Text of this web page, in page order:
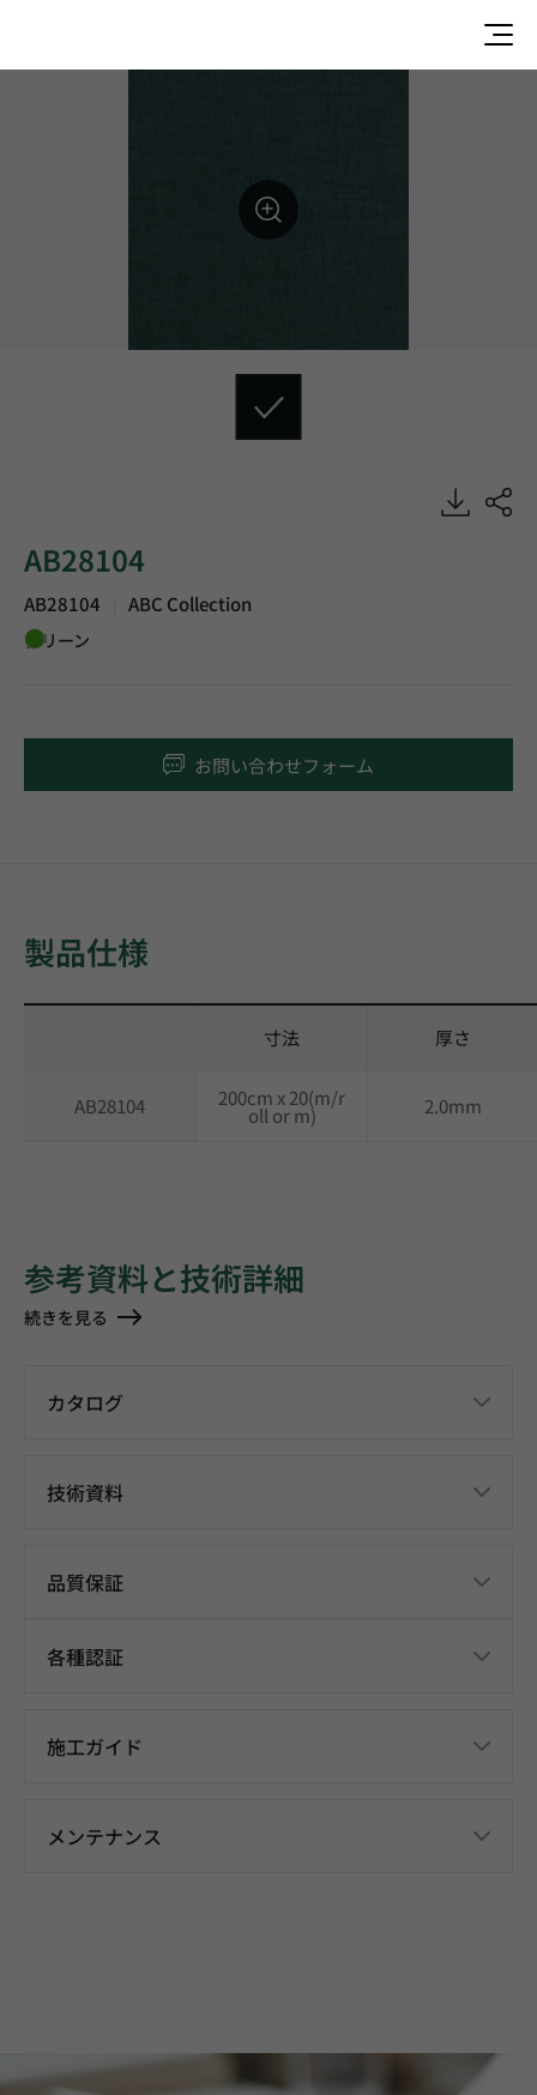
AB28104
AB28104 ABC Collection
グリーン
お問い合わせフォーム
製品仕様
寸法 厚さ
AB28104 200cm x 20(m/r
oll or m) 2.0mm
参考資料と技術詳細
続きを見る
カタログ
技術資料
品質保証
各種認証
施工ガイド
メンテナンス